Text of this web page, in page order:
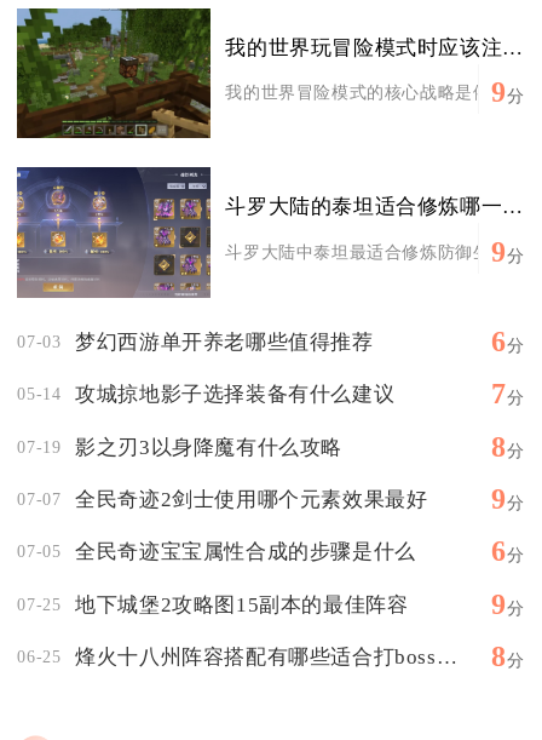
我的世界玩冒险模式时应该注意什么战略
我的世界冒险模式的核心战略是依托现
9分
斗罗大陆的泰坦适合修炼哪一类的宗门心法
斗罗大陆中泰坦最适合修炼防御生存类
9分
07-03 梦幻西游单开养老哪些值得推荐 6分
05-14 攻城掠地影子选择装备有什么建议 7分
07-19 影之刃3以身降魔有什么攻略 8分
07-07 全民奇迹2剑士使用哪个元素效果最好 9分
07-05 全民奇迹宝宝属性合成的步骤是什么 6分
07-25 地下城堡2攻略图15副本的最佳阵容 9分
06-25 烽火十八州阵容搭配有哪些适合打boss的组合 8分